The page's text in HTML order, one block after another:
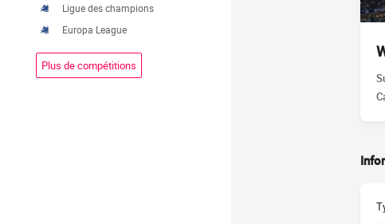
Ligue des champions
Europa League
Plus de compétitions